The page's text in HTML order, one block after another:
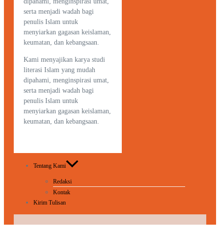
serta menjadi wadah bagi
penulis Islam untuk
menyiarkan gagasan keislaman,
keumatan, dan kebangsaan.
Kami menyajikan karya studi
literasi Islam yang mudah
dipahami, menginspirasi umat,
serta menjadi wadah bagi
penulis Islam untuk
menyiarkan gagasan keislaman,
keumatan, dan kebangsaan.
Tentang Kami
Redaksi
Kontak
Kirim Tulisan